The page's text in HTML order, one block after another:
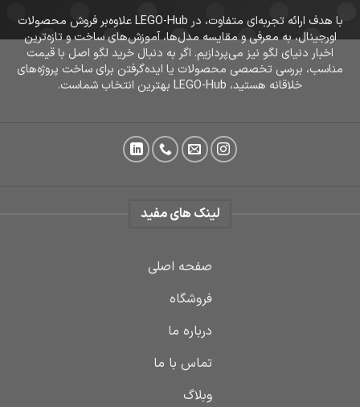
با هدف ارائه تجربه‌ای متفاوت، در LEGO-Hub علاوه‌بر فروش محصولات
اورجینال، به معرفی و مقایسه مدل‌ها، آموزش‌های ساخت و تازه‌ترین
اخبار دنیای لگو نیز می‌پردازیم. اگر به دنبال خرید لگو اصل با قیمت
مناسب، بررسی تخصصی محصولات یا ایده‌گرفتن برای ساخت پروژه‌های
خلاقانه هستید، LEGO-Hub بهترین انتخاب شماست.
لینک های مفید
صفحه اصلی
فروشگاه
درباره ما
تماس با ما
وبلاگ